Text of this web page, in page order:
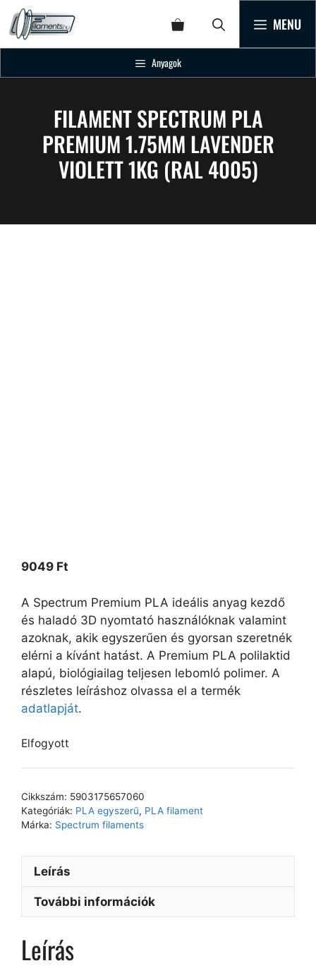
MENU
Anyagok
FILAMENT SPECTRUM PLA
PREMIUM 1.75MM LAVENDER
VIOLETT 1KG (RAL 4005)
9049 Ft
A Spectrum Premium PLA ideális anyag kezdő
és haladó 3D nyomtató használóknak valamint
azoknak, akik egyszerűen és gyorsan szeretnék
elérni a kívánt hatást. A Premium PLA polilaktid
alapú, biológiailag teljesen lebomló polimer. A
részletes leíráshoz olvassa el a termék
adatlapját.
Elfogyott
Cikkszám: 5903175657060
Kategóriák: PLA egyszerű, PLA filament
Márka: Spectrum filaments
Leírás
További információk
Leírás